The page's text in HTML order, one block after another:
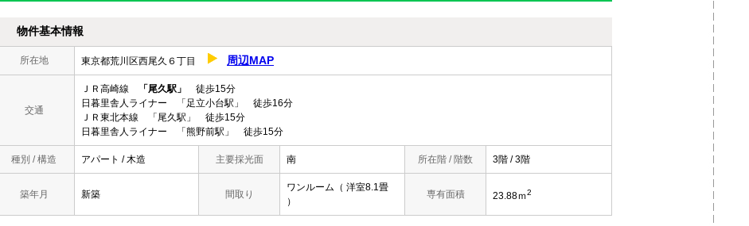
物件基本情報
所在地 東京都荒川区西尾久６丁目 周辺MAP
交通
ＪＲ高崎線 「尾久駅」
徒歩15分
日暮里舎人ライナー 「足立小台駅」 徒歩16分
ＪＲ東北本線 「尾久駅」 徒歩15分
日暮里舎人ライナー 「熊野前駅」 徒歩15分
種別 / 構造 アパート / 木造 主要採光面 南 所在階 / 階数 3階 / 3階
築年月 新築 間取り
ワンルーム（ 洋室8.1畳
）
専有面積 23.88ｍ2